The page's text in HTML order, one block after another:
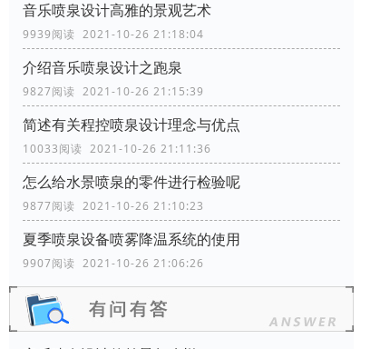
音乐喷泉设计高雅的景观艺术
9939阅读 2021-10-26 21:18:04
介绍音乐喷泉设计之跑泉
9827阅读 2021-10-26 21:15:39
简述有关程控喷泉设计理念与优点
10033阅读 2021-10-26 21:11:36
怎么给水景喷泉的零件进行检验呢
9877阅读 2021-10-26 21:10:23
夏季喷泉设备喷雾降温系统的使用
9907阅读 2021-10-26 21:06:26